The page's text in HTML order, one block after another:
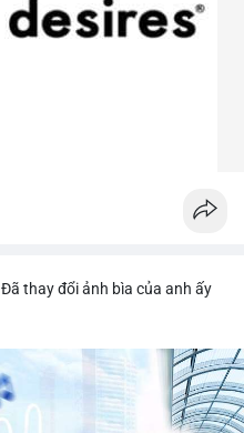
Đã thay đổi ảnh bìa của anh ấy